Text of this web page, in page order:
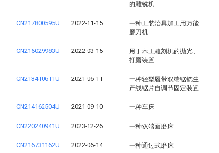
的雕铣机
CN217800595U 2022-11-15
一种工装治具加工用万能
磨刀机
CN216029983U 2022-03-15
用于木工雕刻机的抛光、
打磨装置
CN213410611U 2021-06-11
一种轻型履带双端锯铣生
产线锯片自调节固定装置
CN214162504U 2021-09-10 一种车床
CN220240941U 2023-12-26 一种双端面磨床
CN216731162U 2022-06-14 一种通过式磨床